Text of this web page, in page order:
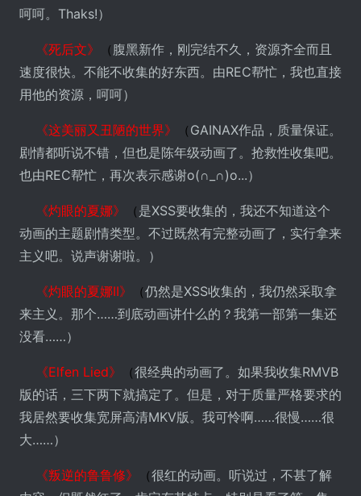
呵呵。Thaks!）
《死后文》 （ 腹黑新作，刚完结不久，资源齐全而且
速度很快。不能不收集的好东西。由REC帮忙，我也直接
用他的资源，呵呵）
《这美丽又丑陋的世界》 （ GAINAX作品，质量保证。
剧情都听说不错，但也是陈年级动画了。抢救性收集吧。
也由REC帮忙，再次表示感谢o(∩_∩)o...）
《灼眼的夏娜》 （ 是XSS要收集的，我还不知道这个
动画的主题剧情类型。不过既然有完整动画了，实行拿来
主义吧。说声谢谢啦。）
《灼眼的夏娜II》 （仍然是XSS收集的，我仍然采取拿
来主义。那个……到底动画讲什么的？我第一部第一集还
没看……）
《Elfen Lied》 （很经典的动画了。如果我收集RMVB
版的话，三下两下就搞定了。但是，对于质量严格要求的
我居然要收集宽屏高清MKV版。我可怜啊……很慢……很
大……）
《叛逆的鲁鲁修》 （很红的动画。听说过，不甚了解